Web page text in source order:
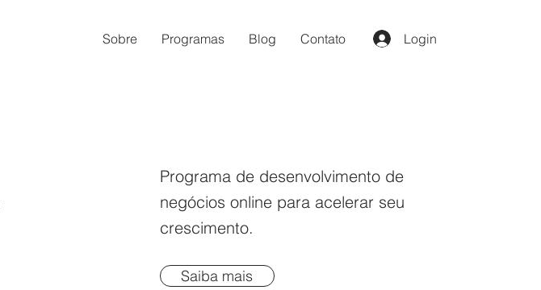
Sobre Programas Blog Contato Login
Programa de desenvolvimento de
negócios online para acelerar seu
crescimento.
Saiba mais